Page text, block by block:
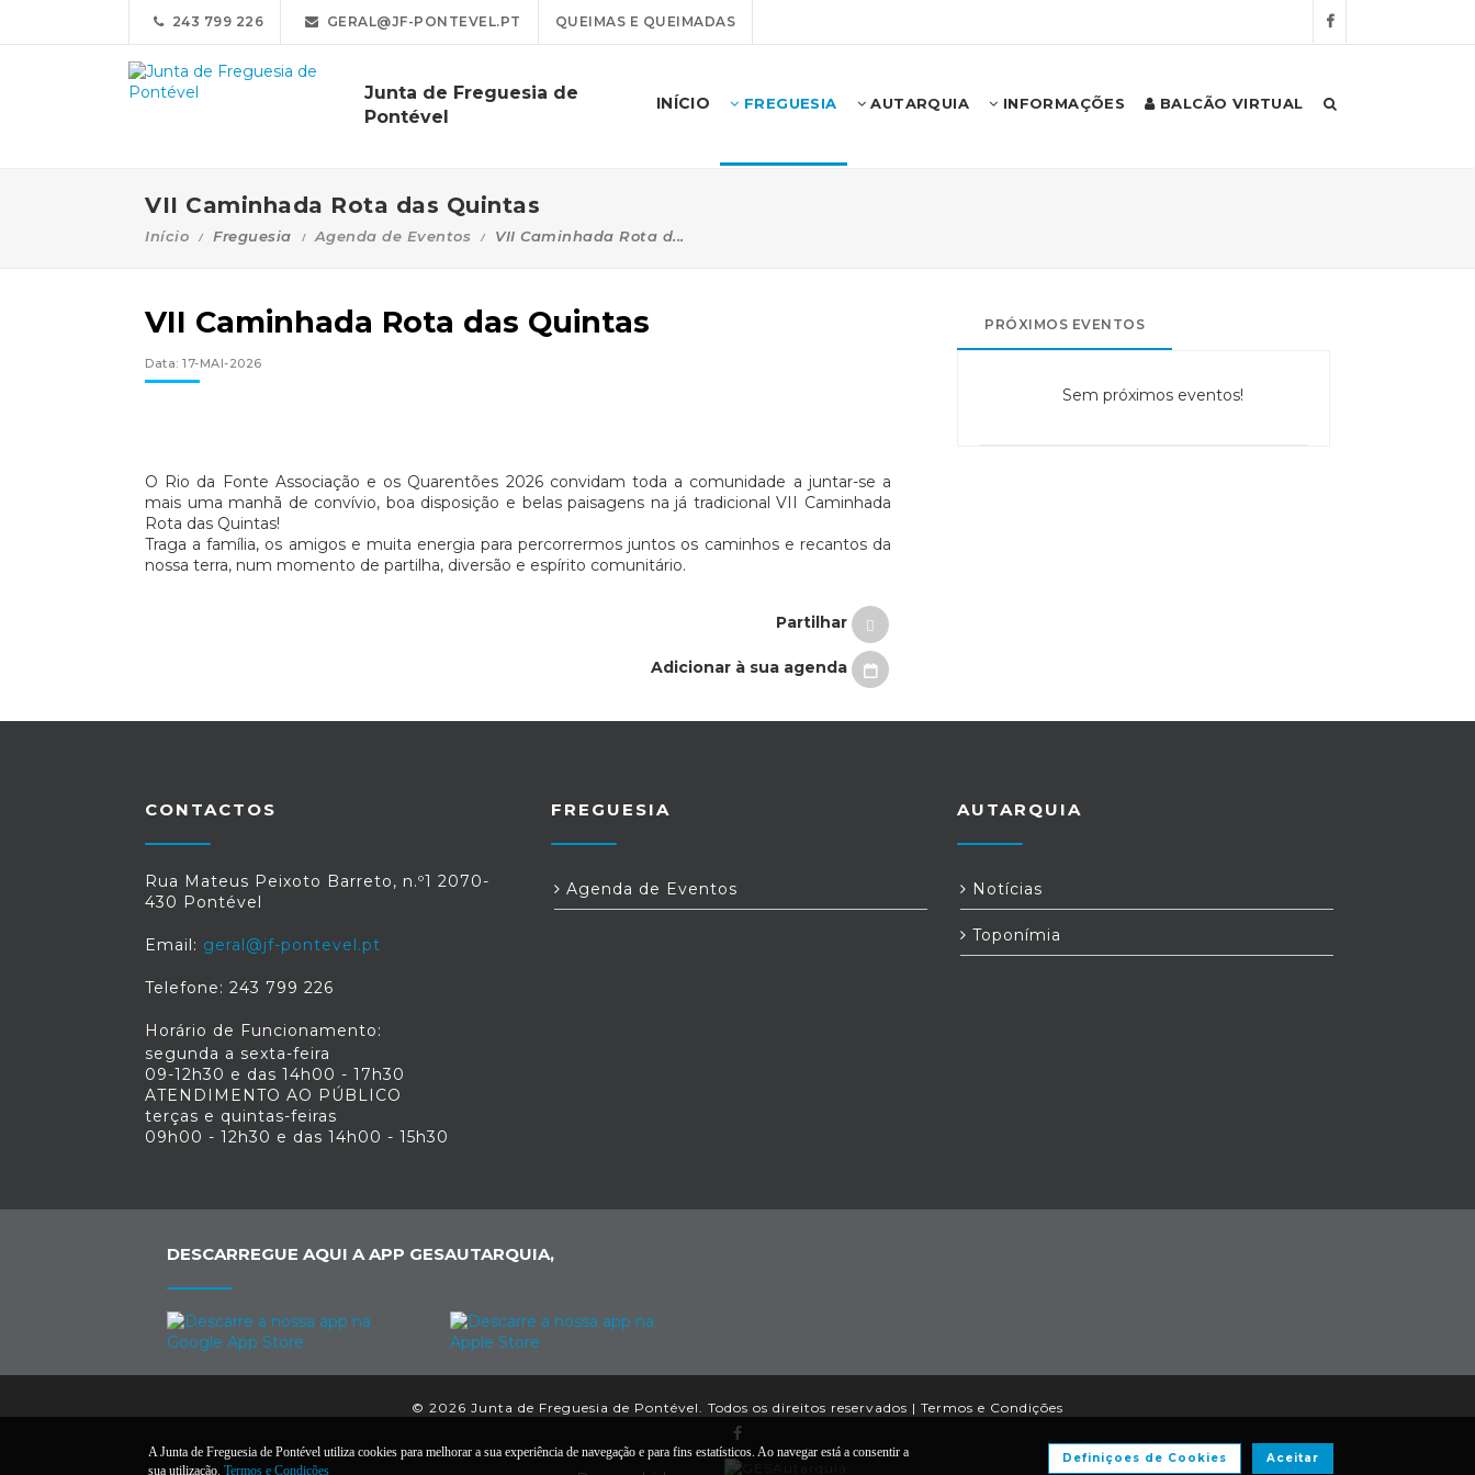
243 799 226 GERAL@JF-PONTEVEL.PT QUEIMAS E QUEIMADAS
Junta de Freguesia de
Pontével
INÍCIO FREGUESIA AUTARQUIA INFORMAÇÕES BALCÃO VIRTUAL
VII Caminhada Rota das Quintas
Início Freguesia Agenda de Eventos VII Caminhada Rota d...
VII Caminhada Rota das Quintas
Data: 17-MAI-2026
O Rio da Fonte Associação e os Quarentões 2026 convidam toda a comunidade a juntar-se a
mais uma manhã de convívio, boa disposição e belas paisagens na já tradicional VII Caminhada
Rota das Quintas!
Traga a família, os amigos e muita energia para percorrermos juntos os caminhos e recantos da
nossa terra, num momento de partilha, diversão e espírito comunitário.
Partilhar
Adicionar à sua agenda
PRÓXIMOS EVENTOS
Sem próximos eventos!
CONTACTOS
Rua Mateus Peixoto Barreto, n.º1 2070-
430 Pontével
Email: geral@jf-pontevel.pt
Telefone: 243 799 226
Horário de Funcionamento:
segunda a sexta-feira
09-12h30 e das 14h00 - 17h30
ATENDIMENTO AO PÚBLICO
terças e quintas-feiras
09h00 - 12h30 e das 14h00 - 15h30
FREGUESIA
Agenda de Eventos
AUTARQUIA
Notícias
Toponímia
DESCARREGUE AQUI A APP GESAUTARQUIA,
© 2026 Junta de Freguesia de Pontével. Todos os direitos reservados | Termos e Condições
A Junta de Freguesia de Pontével utiliza cookies para melhorar a sua experiência de navegação e para fins estatísticos. Ao navegar está a consentir a
sua utilização. Termos e Condições
Aceitar
Definiçoes de Cookies